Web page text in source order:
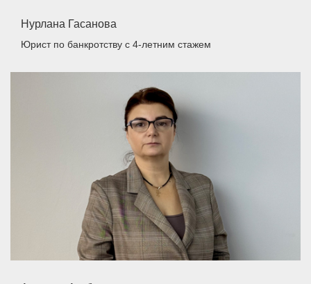
Нурлана Гасанова
Юрист по банкротству с 4-летним стажем